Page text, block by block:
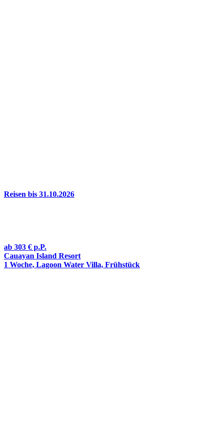
Reisen bis 31.10.2026
ab 303 € p.P.
Cauayan Island Resort
1 Woche, Lagoon Water Villa, Frühstück